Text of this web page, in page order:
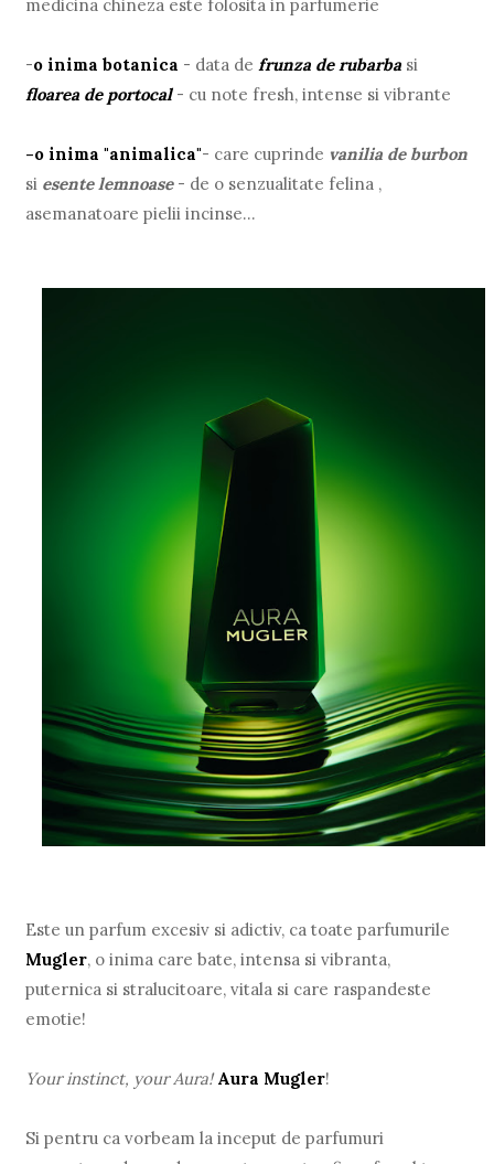
medicina chineza este folosita in parfumerie
-o inima botanica - data de frunza de rubarba si
floarea de portocal- cu note fresh, intense si vibrante
-o inima "animalica"- care cuprinde vanilia de burbon
si esente lemnoase - de o senzualitate felina ,
asemanatoare pielii incinse...
Este un parfum excesiv si adictiv, ca toate parfumurile
Mugler, o inima care bate, intensa si vibranta,
puternica si stralucitoare, vitala si care raspandeste
emotie!
Your instinct, your Aura! Aura Mugler!
Si pentru ca vorbeam la inceput de parfumuri